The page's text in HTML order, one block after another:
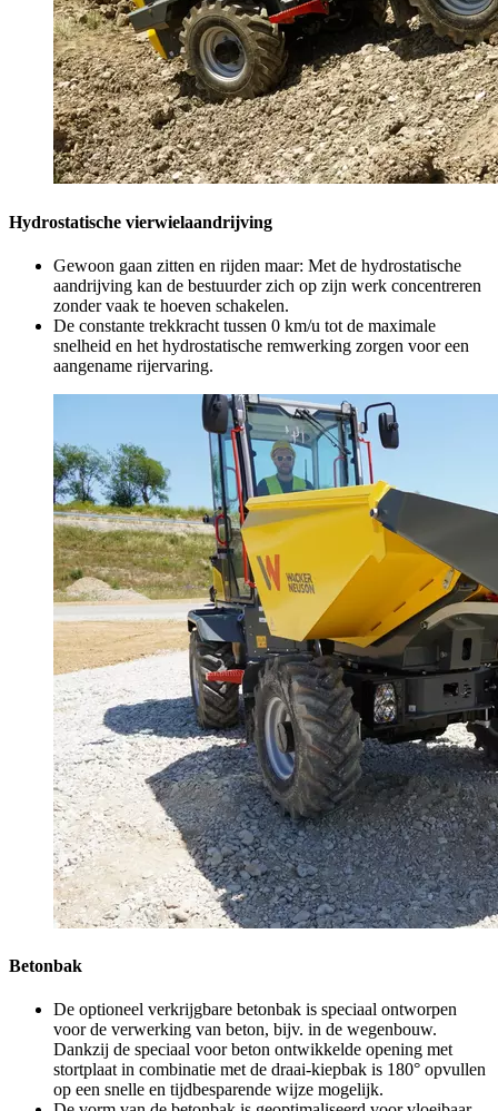
Hydrostatische vierwielaandrijving
Gewoon gaan zitten en rijden maar: Met de hydrostatische
aandrijving kan de bestuurder zich op zijn werk concentreren
zonder vaak te hoeven schakelen.
De constante trekkracht tussen 0 km/u tot de maximale
snelheid en het hydrostatische remwerking zorgen voor een
aangename rijervaring.
Betonbak
De optioneel verkrijgbare betonbak is speciaal ontworpen
voor de verwerking van beton, bijv. in de wegenbouw.
Dankzij de speciaal voor beton ontwikkelde opening met
stortplaat in combinatie met de draai-kiepbak is 180° opvullen
op een snelle en tijdbesparende wijze mogelijk.